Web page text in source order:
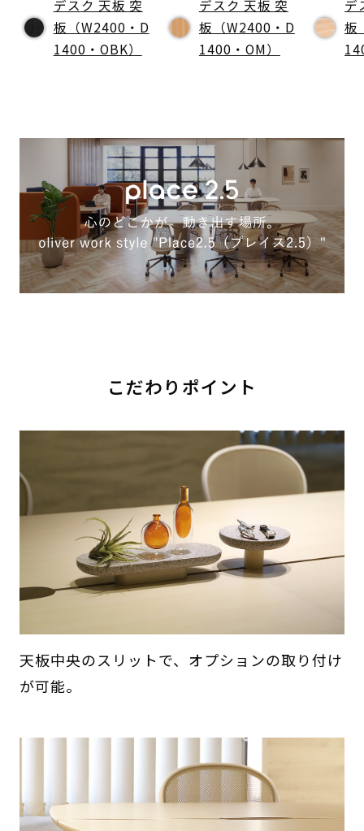
デスク 天板 突
板（W2400・D
1400・OBK）
デスク 天板 突
板（W2400・D
1400・OM）
デ
板
こだわりポイント
天板中央のスリットで、オプションの取り付け
が可能。